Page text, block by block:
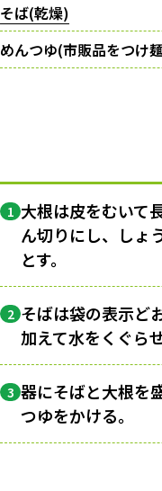
そば(乾燥)
めんつゆ(市販品をつけ
1 大根は皮をむいて
ん切りにし、しょ
とす。
2 そばは袋の表示ど
加えて水をくぐら
3 器にそばと大根を
つゆをかける。